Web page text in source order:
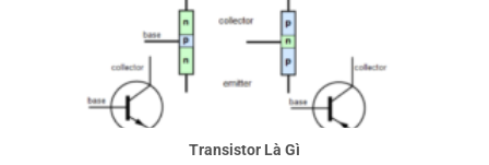
Transistor Là Gì